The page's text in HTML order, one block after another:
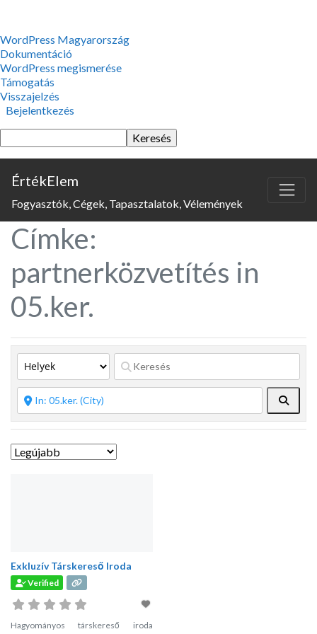
WordPress,
a
csodás
WordPress Magyarország
Dokumentáció
WordPress megismerése
Támogatás
Visszajelzés
Bejelentkezés
Keresés
ÉrtékElem
Fogyasztók, Cégek, Tapasztalatok, Vélemények
Címke:
partnerközvetítés in
05.ker.
Exkluzív Társkereső Iroda
Verified
Hagyományos társkereső iroda